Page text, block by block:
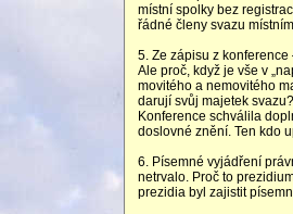
místní spolky bez
řádné členy svazu
5. Ze zápisu z
Ale proč, když je vše v
movitého a nemovitého
darují svůj majetek svazu?
Konference schválila
doslovné znění. Ten kdo
6. Písemné vyjádření
netrvalo. Proč to
prezidia byl zajistit